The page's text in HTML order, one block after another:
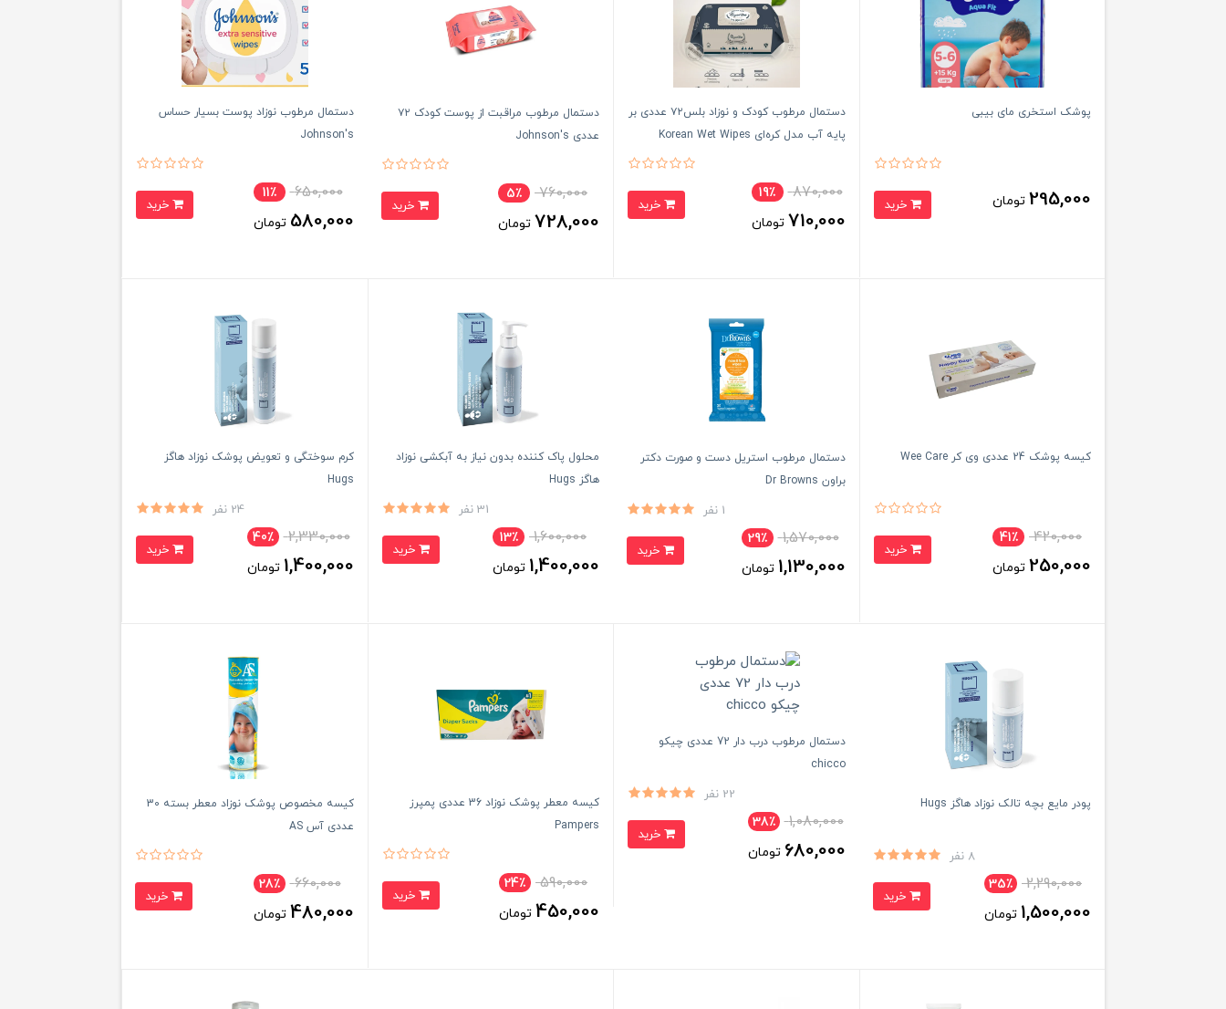
پوشک استخری مای بیبی
295,000 تومان خرید
دستمال مرطوب کودک و نوزاد بلس۷۲ عددی بر
پایه آب مدل کره‌ای Korean Wet Wipes
870,000 19٪
710,000 تومان
دستمال مرطوب مراقبت از پوست کودک ۷۲
عددی Johnson's
760,000 5٪
728,000 تومان
خرید
دستمال مرطوب نوزاد پوست بسیار حساس
Johnson's
650,000 11٪
580,000 تومان
کیسه پوشک 24 عددی وی کر Wee Care
420,000 41٪
250,000 تومان
خرید
دستمال مرطوب استریل دست و صورت دکتر
براون Dr Browns
1 نفر
1,570,000 29٪
1,130,000 تومان
محلول پاک کننده بدون نیاز به آبکشی نوزاد
هاگز Hugs
31 نفر
1,600,000 13٪
1,400,000 تومان
خرید
کرم سوختگی و تعویض پوشک نوزاد هاگز
Hugs
24 نفر
2,330,000 40٪
1,400,000 تومان
پودر مایع بچه تالک نوزاد هاگز Hugs
8 نفر
2,290,000 35٪
1,500,000 تومان
خرید
دستمال مرطوب درب دار 72 عددی چیکو
chicco
22 نفر
1,080,000 38٪
680,000 تومان
کیسه معطر پوشک نوزاد 36 عددی پمپرز
Pampers
590,000 24٪
450,000 تومان
خرید
کیسه مخصوص پوشک نوزاد معطر بسته 30
عددی آس AS
660,000 28٪
480,000 تومان